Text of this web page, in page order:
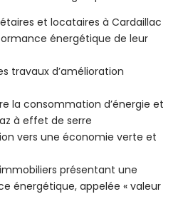
et locataires à Cardaillac
énergétique de leur
travaux d’amélioration
la consommation d’énergie et
à effet de serre
vers une économie verte et
présentant une
énergétique, appelée « valeur